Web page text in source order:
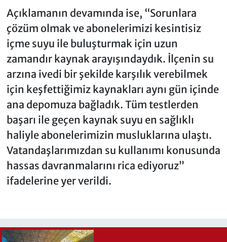
Açıklamanın devamında ise, “Sorunlara
çözüm olmak ve abonelerimizi kesintisiz
içme suyu ile buluşturmak için uzun
zamandır kaynak arayışındaydık. İlçenin su
arzına ivedi bir şekilde karşılık verebilmek
için keşfettiğimiz kaynakları aynı gün içinde
ana depomuza bağladık. Tüm testlerden
başarı ile geçen kaynak suyu en sağlıklı
haliyle abonelerimizin musluklarına ulaştı.
Vatandaşlarımızdan su kullanımı konusunda
hassas davranmalarını rica ediyoruz”
ifadelerine yer verildi.